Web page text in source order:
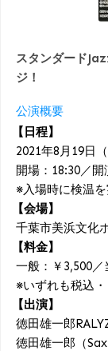
スタンダード
ジ！
公演概要
【日程】
2021年8月19日（
開場：18:30／開
※入場時に検温を
【会場】
千葉市美浜文化
【料金】
一般：￥3,500／
※いずれも税込
【出演】
徳田雄一郎
徳田雄一郎（Sax